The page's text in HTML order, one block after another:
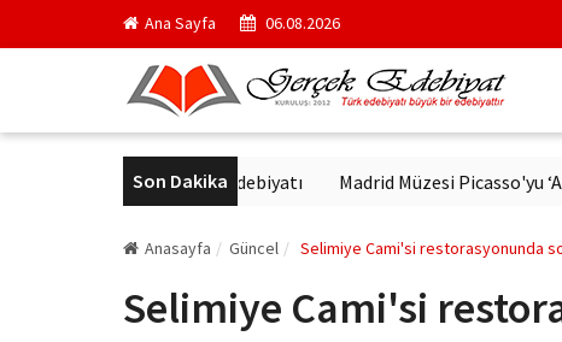
Ana Sayfa 06.08.2026
Son Dakika
Modern Alman Edebiyatı Madrid Müzesi Picasso'yu ‘Afrika
Anasayfa Güncel Selimiye Cami'si restorasyonunda
Selimiye Cami'si